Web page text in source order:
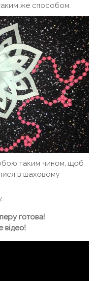
же способом.
таким чином, щоб
в шаховому
готова!
відео!